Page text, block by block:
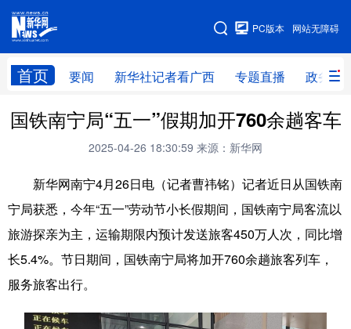
网站无障碍
PC版本
首页 要闻 新华社记者看广西 专题直播 政务信
网站地图
广西频道
新华社记者 专题直播
图片新闻 壮美广西
新华网导航
学习进行时
国际 财经 网评 港澳
国铁南宁局“五一”假期加开760余趟客车
2025-04-26 18:30:59 来源：新华网
新华网南宁4月26日电（记者曹祎铭）记者近日从国铁南
宁局获悉，今年“五一”劳动节小长假期间，国铁南宁局客流以
旅游探亲为主，运输期限内预计发送旅客450万人次，同比增
长5.4%。节日期间，国铁南宁局将加开760余趟旅客列车，
服务旅客出行。